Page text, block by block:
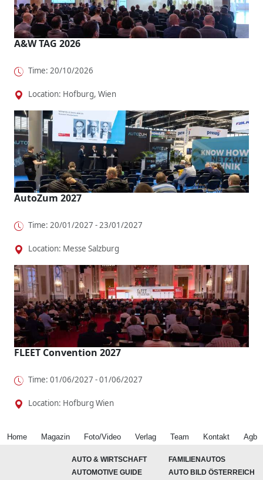
A&W TAG 2026
Time: 20/10/2026
Location: Hofburg, Wien
AutoZum 2027
Time: 20/01/2027 - 23/01/2027
Location: Messe Salzburg
FLEET Convention 2027
Time: 01/06/2027 - 01/06/2027
Location: Hofburg Wien
Home Magazin Foto/Video Verlag Team Kontakt Agb
AUTO & WIRTSCHAFT
FAMILIENAUTOS
AUTOMOTIVE GUIDE
AUTO BILD ÖSTERREICH